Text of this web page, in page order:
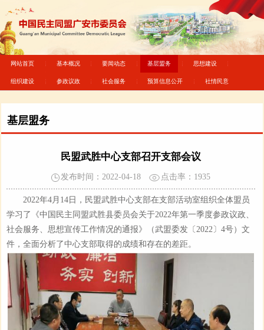
网站首页 基本概况 要闻动态 基层盟务 思想建设
组织建设 参政议政 社会服务 预算信息公开 社情民意
基层盟务
民盟武胜中心支部召开支部会议
发布时间：2022-04-18 点击率： 1935
2022年4月14日，民盟武胜中心支部在支部活动室组织全体盟员
学习了《中国民主同盟武胜县委员会关于2022年第一季度参政议政、
社会服务、思想宣传工作情况的通报》（武盟委发〔2022〕4号）文
件，全面分析了中心支部取得的成绩和存在的差距。